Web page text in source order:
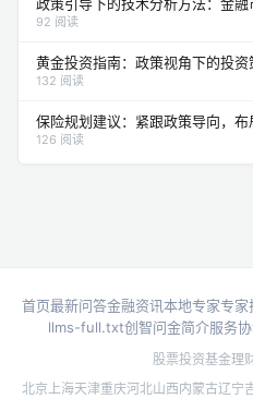
92 阅读
黄金投资指南：政策视角下的投资
132 阅读
保险规划建议：紧跟政策导向，布
126 阅读
首页最新问答金融资讯本地专家专家
llms-full.txt创智问金简介服务
股票投资基金理
北京 上海天津重庆河北山西内蒙古辽宁